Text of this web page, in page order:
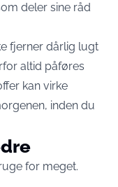
deler sine råd
fjerner dårlig lugt
altid påføres
kan virke
inden du
for meget.